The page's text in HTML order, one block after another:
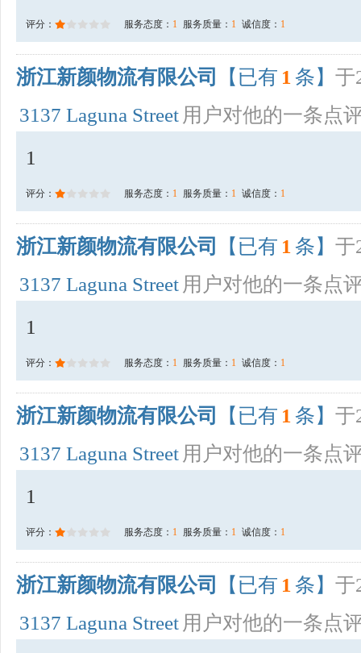
评分： 服务态度： 1 服务质量： 1 诚信度： 1
浙江新颜物流有限公司 【已有 1 条】 于
3137 Laguna Street 用户对他的一条点
1
评分： 服务态度： 1 服务质量： 1 诚信度： 1
浙江新颜物流有限公司 【已有 1 条】 于
3137 Laguna Street 用户对他的一条点
1
评分： 服务态度： 1 服务质量： 1 诚信度： 1
浙江新颜物流有限公司 【已有 1 条】 于
3137 Laguna Street 用户对他的一条点
1
评分： 服务态度： 1 服务质量： 1 诚信度： 1
浙江新颜物流有限公司 【已有 1 条】 于
3137 Laguna Street 用户对他的一条点